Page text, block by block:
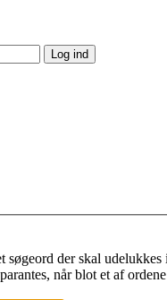
søgeord der skal udelukkes
når blot et af